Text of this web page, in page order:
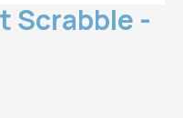
Scrabble -